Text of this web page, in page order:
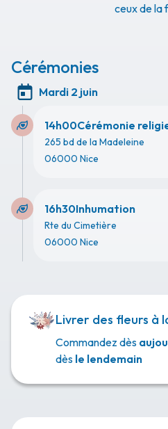
ceux de la
Cérémonies
Mardi 2 juin
14h00Cérémonie
265 bd de la Madeleine
06000 Nice
16h30Inhumation
Rte du Cimetière
06000 Nice
Livrer des fleurs à
Commandez dès
dès le lendemain